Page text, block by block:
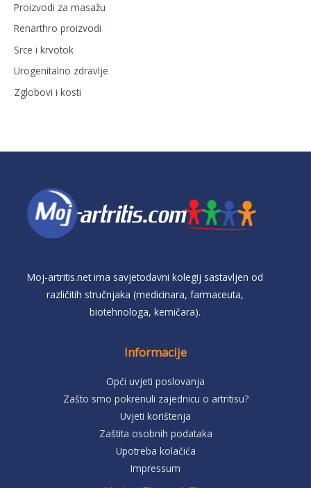
Proizvodi za masažu
Renarthro proizvodi
Srce i krvotok
Urogenitalno zdravlje
Zglobovi i kosti
Moj-artritis.net ima savjetodavni kolegij sastavljen od
različitih stručnjaka (medicinara, farmaceuta,
biotehnologa, kemičara).
Informacije
Opći uvjeti poslovanja
Zašto smo pokrenuli zajednicu o artritisu?
Uvjeti korištenja
Zaštita osobnih podataka
Upotreba kolačića
Impressum